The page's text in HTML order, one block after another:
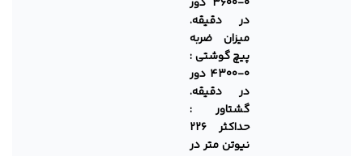
در دقیقه.
میزان ضربه
پیچ گوشتی :
۰-۴۳۰۰ دور
در دقیقه.
گشتاور :
حداکثر ۲۲۶
نیوتن متردر